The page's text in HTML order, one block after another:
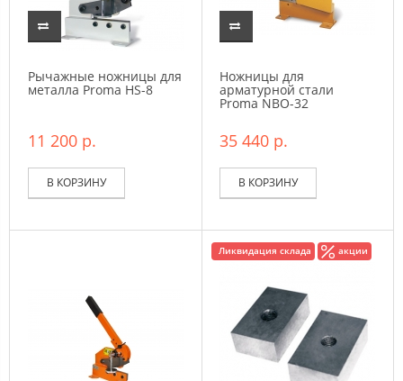
Рычажные ножницы для
металла Proma HS-8
11 200 р.
В КОРЗИНУ
Ножницы для
арматурной стали
Proma NBO-32
35 440 р.
В КОРЗИНУ
Ликвидация склада акции